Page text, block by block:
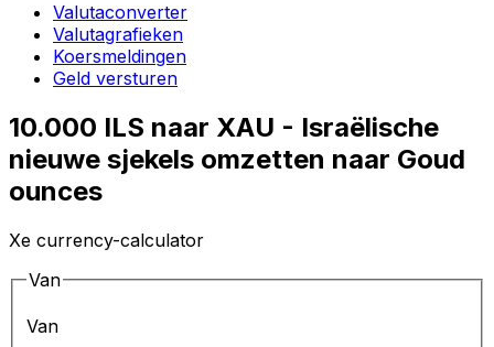
Valutaconverter
Valutagrafieken
Koersmeldingen
Geld versturen
10.000 ILS naar XAU - Israëlische
nieuwe sjekels omzetten naar Goud
ounces
Xe currency-calculator
Van
Van